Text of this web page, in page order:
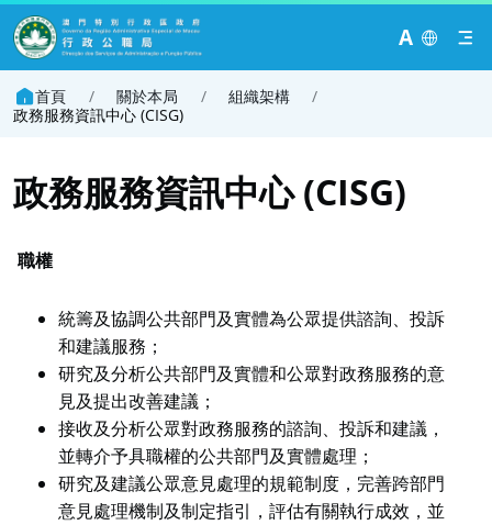
A
首頁 / 關於本局 / 組織架構
/
政務服務資訊中心 (CISG)
政務服務資訊中心 (CISG)
職權
統籌及協調公共部門及實體為公眾提供諮詢、投訴
和建議服務；
研究及分析公共部門及實體和公眾對政務服務的意
見及提出改善建議；
接收及分析公眾對政務服務的諮詢、投訴和建議，
並轉介予具職權的公共部門及實體處理；
研究及建議公眾意見處理的規範制度，完善跨部門
意見處理機制及制定指引，評估有關執行成效，並